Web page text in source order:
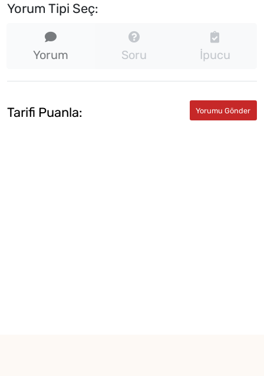
Yorum Tipi Seç:
Yorum Soru İpucu
Tarifi Puanla: